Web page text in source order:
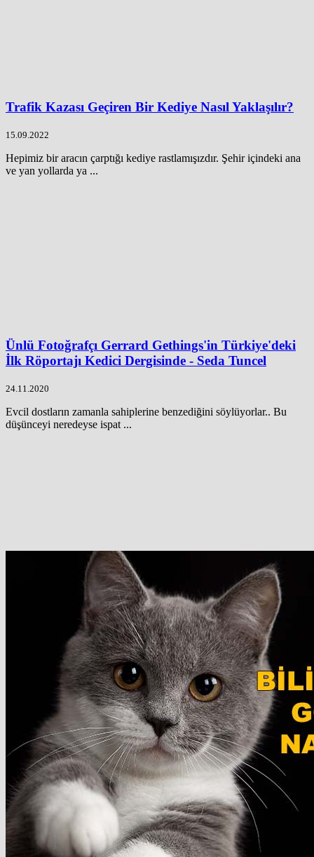
Trafik Kazası Geçiren Bir Kediye Nasıl Yaklaşılır?
15.09.2022
Hepimiz bir aracın çarptığı kediye rastlamışızdır. Şehir içindeki ana
ve yan yollarda ya ...
Ünlü Fotoğrafçı Gerrard Gethings'in Türkiye'deki
İlk Röportajı Kedici Dergisinde - Seda Tuncel
24.11.2020
Evcil dostların zamanla sahiplerine benzediğini söylüyorlar.. Bu
düşünceyi neredeyse ispat ...